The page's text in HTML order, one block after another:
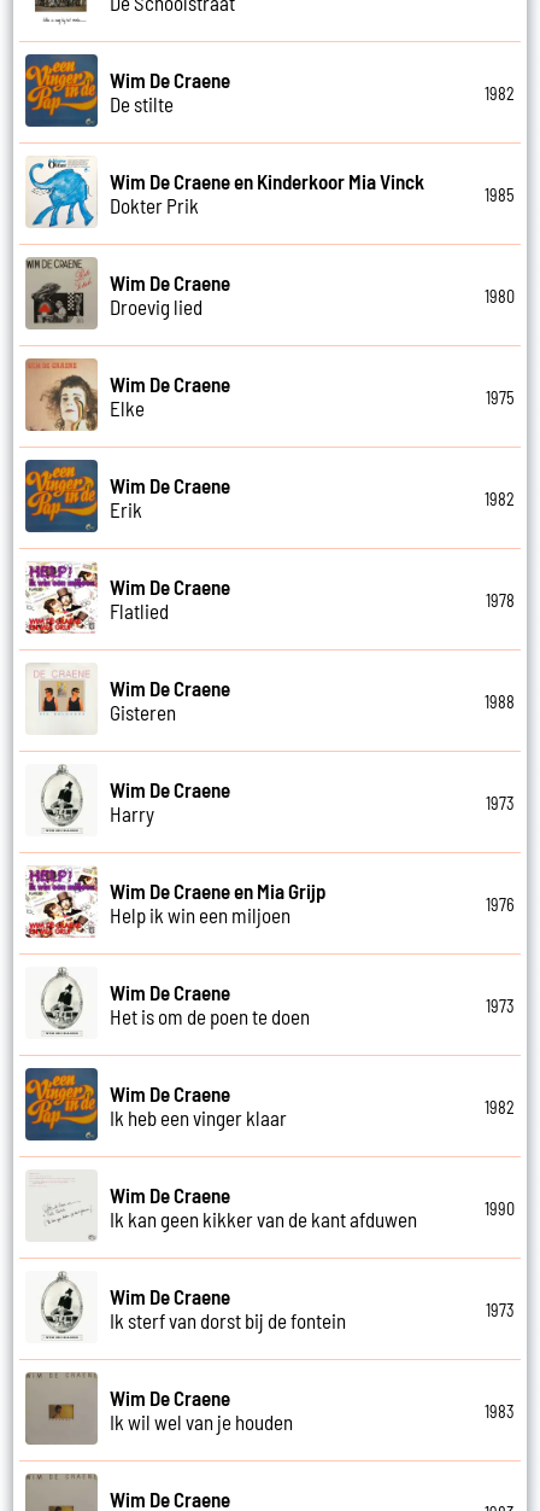
Wim De Craene
De stilte
1982
Wim De Craene en Kinderkoor Mia Vinck
Dokter Prik
1985
Wim De Craene
Droevig lied
1980
Wim De Craene
Elke
1975
Wim De Craene
Erik
1982
Wim De Craene
Flatlied
1978
Wim De Craene
Gisteren
1988
Wim De Craene
Harry
1973
Wim De Craene en Mia Grijp
Help ik win een miljoen
1976
Wim De Craene
Het is om de poen te doen
1973
Wim De Craene
Ik heb een vinger klaar
1982
Wim De Craene
Ik kan geen kikker van de kant afduwen
1990
Wim De Craene
Ik sterf van dorst bij de fontein
1973
Wim De Craene
Ik wil wel van je houden
1983
Wim De Craene